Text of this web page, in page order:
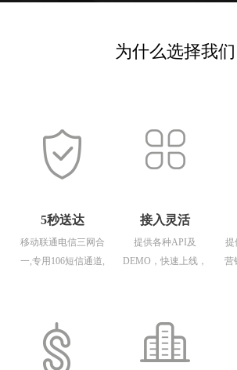
为什么选择我们
5秒送达
移动联通电信三网合
一,专用106短信通道,
接入灵活
提供各种API及
DEMO，快速上线，
提
营